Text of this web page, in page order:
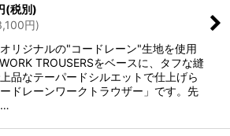
(税別)
円)
リジナルの"コードレーン"生地を使用
TROUSERSをベースに、タフな縫
品なテーパードシルエットで仕上げら
ドレーンワークトラウザー」です。先
…